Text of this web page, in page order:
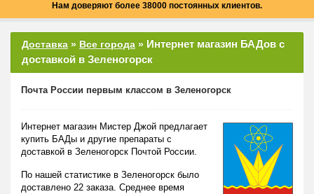
Нам доверяют более 38000 постоянных клиентов.
Доставка » Все города » Интернет магазин БАДов с
доставкой в Зеленогорск
Почта России первым классом в Зеленогорск
Интернет магазин Мистер Джой предлагает
купить БАДы и другие препараты с
доставкой в Зеленогорск Почтой России.
По нашей статистике в Зеленогорск было
доставлено 22 заказа. Среднее время